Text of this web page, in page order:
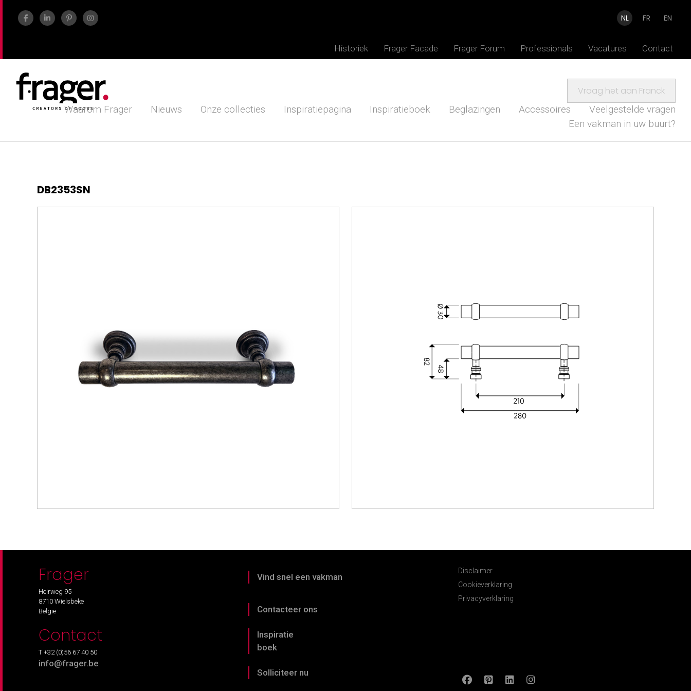
NL FR EN
Historiek Frager Facade Frager Forum Professionals Vacatures Contact
Vraag het aan Franck
Waarom Frager
Nieuws Onze collecties Inspiratiepagina Inspiratieboek Beglazingen Accessoires
Veelgestelde vragen
Een vakman in uw buurt?
DB2353SN
Frager
Heirweg 95
8710 Wielsbeke
België
Contact
T +32 (0)56 67 40 50
info@frager.be
Vind snel een vakman
Contacteer ons
Inspiratie
boek
Solliciteer nu
Disclaimer
Cookieverklaring
Privacyverklaring